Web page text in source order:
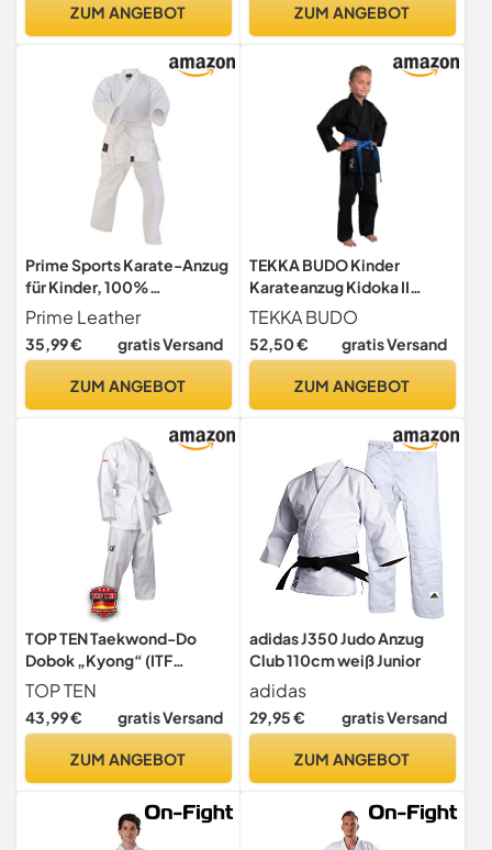
Anfänger, Karateanzug
Anzug Erwachsene (160)
ZUM ANGEBOT ZUM ANGEBOT
Prime Sports Karate-Anzug
für Kinder, 100%
Baumwolle, mit Gürtel,
weiß, 3-160
Prime Leather
35,99 € gratis Versand
ZUM ANGEBOT
TEKKA BUDO Kinder
Karateanzug Kidoka II
schwarz - Leichtes Kids
Modell 8 oz Baumwolle -
Karate Gi Set - Jacke Hose
TEKKA BUDO
52,50 € gratis Versand
ZUM ANGEBOT
TOP TEN Taekwond-Do
Dobok „Kyong“ (ITF
approved) - weiss, Gr. 160
cm, Jacke mit
Klettverschluss
TOP TEN
43,99 € gratis Versand
ZUM ANGEBOT
adidas J350 Judo Anzug
Club 110cm weiß Junior
adidas
29,95 € gratis Versand
ZUM ANGEBOT